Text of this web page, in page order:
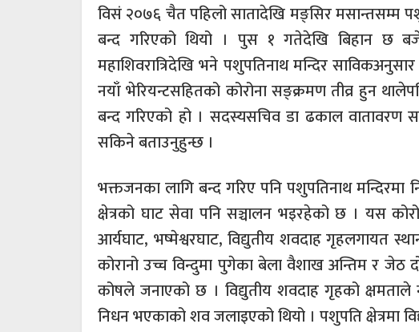
विसं २०७६ चैत पहिलो सातादेखि मङ्सिर मसान्तसम्म
बन्द गरिएको थियो । पुस १ गतेदेखि बिहान छ
महाशिवरात्रिदेखि भने पशुपतिनाथ मन्दिर
नयाँ भेरियन्टसहितको कोरोना सङ्क्रमण तीव्र हुन
बन्द गरिएको हो । सदस्यसचिव डा ढकाल वातावरण
सकिने बताउनुहुन्छ ।
भक्तजनका लागि बन्द गरिए पनि पशुपतिनाथ
क्षेत्रको घाट सेवा पनि सञ्चालन भइरहेको छ । यस
आर्यघाट, भष्मेश्वरघाट, विद्युतीय शवदाह गृहलगायत
कोरानो उच्च विन्दुमा पुगेका बेला वैशाख अन्तिम र
कोषले जनाएको छ । विद्युतीय शवदाह गृहको क्षमताले
निधन भएकाको शव जलाइएको थियो । पशुपति क्षेत्रमा